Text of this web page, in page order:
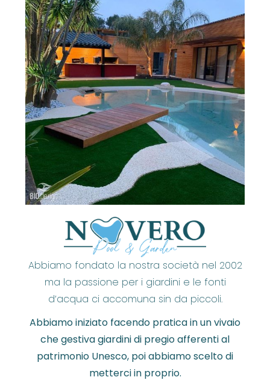
Abbiamo fondato la nostra società nel 2002
ma la passione per i giardini e le fonti
d’acqua ci accomuna sin da piccoli.
Abbiamo iniziato facendo pratica in un vivaio
che gestiva giardini di pregio afferenti al
patrimonio Unesco, poi abbiamo scelto di
metterci in proprio.